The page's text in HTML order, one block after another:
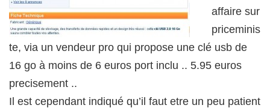
affaire sur
priceminis
te, via un vendeur pro qui propose une clé usb de
16 go à moins de 6 euros port inclu .. 5.95 euros
precisement ..
Il est cependant indiqué qu’il faut etre un peu patient